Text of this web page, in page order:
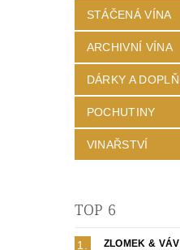
STÁČENÁ VÍNA
ARCHIVNÍ VÍNA
DÁRKY A
POCHUTINY
VINAŘSTVÍ
TOP 6
ZLOMEK &